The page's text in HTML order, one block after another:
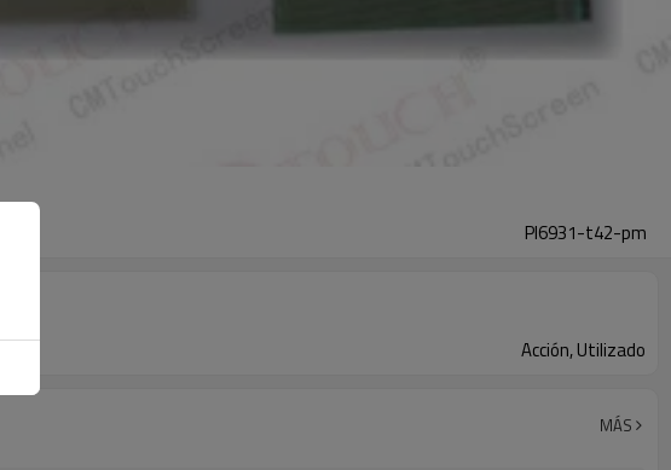
Pl6931-t42-pm
Acción, Utilizado
MÁS